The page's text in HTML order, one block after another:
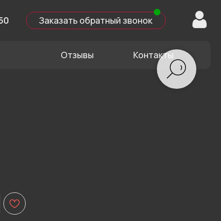
обратный звонок